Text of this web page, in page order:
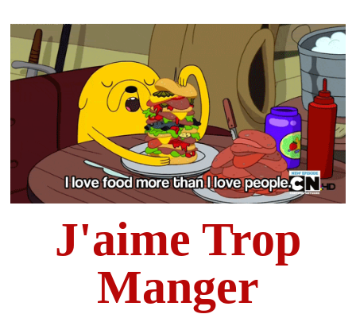
J'aime Trop
Manger